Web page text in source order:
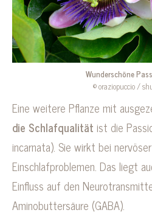
Wunderschöne
© oraziopuccio /
Eine weitere Pflanze mit
die Schlafqualität ist die
incarnata). Sie wirkt bei
Einschlafproblemen. Das liegt
Einfluss auf den
Aminobuttersäure (GABA).